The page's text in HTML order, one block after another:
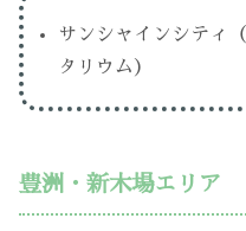
サンシャインシティ
タリウム）
豊洲・新木場エリア